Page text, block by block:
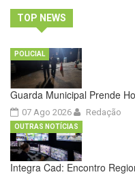
TOP NEWS
Guarda Municipal Prende
07 Ago 2026
POLICIAL
Redação
Integra Cad: Encontro
OUTRAS NOTÍCIAS